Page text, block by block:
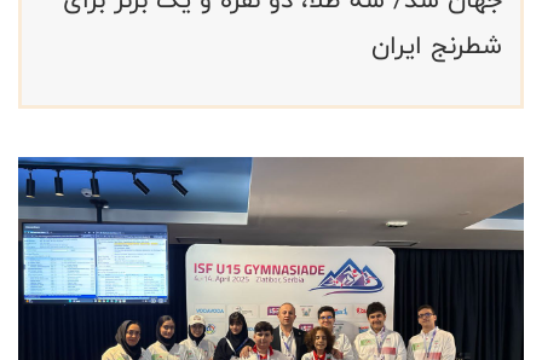
شطرنج ایران